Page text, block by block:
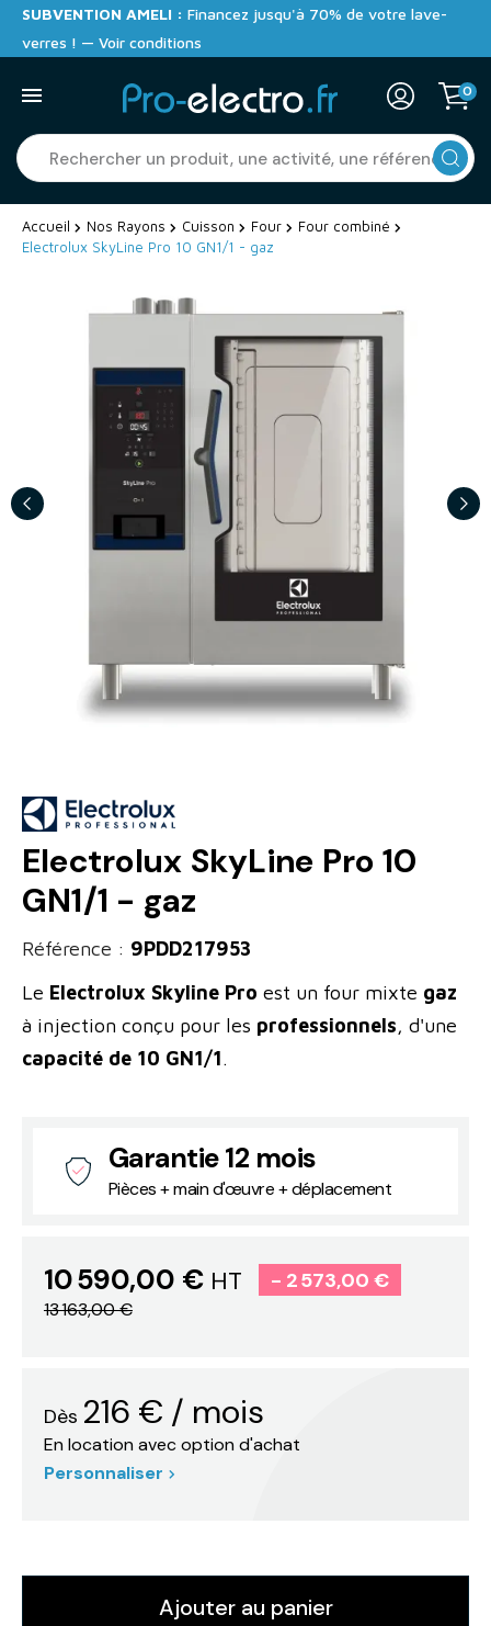
SUBVENTION AMELI : Financez jusqu'à 70% de votre lave-
verres ! — Voir conditions
0
Accueil Nos Rayons Cuisson Four
Four combiné
Electrolux SkyLine Pro 10 GN1/1 - gaz
Electrolux SkyLine Pro 10
GN1/1 - gaz
Référence : 9PDD217953
Le Electrolux Skyline Pro est un four mixte gaz
à injection conçu pour les professionnels, d'une
capacité de 10 GN1/1.
Garantie 12 mois
Pièces + main d'œuvre + déplacement
10 590,00 €HT - 2 573,00 €
13 163,00 €
Dès 216 € / mois
En location avec option d'achat
Personnaliser
Ajouter au panier